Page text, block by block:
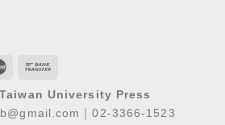
University Press
｜02-3366-1523